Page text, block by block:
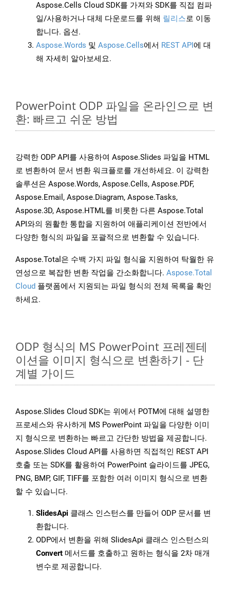
Aspose.Cells Cloud SDK를 가져와 SDK를 직접 컴파
일/사용하거나 대체 다운로드를 위해 릴리스로 이동
합니다. 옵션.
Aspose.Words 및 Aspose.Cells에서 REST API에 대
해 자세히 알아보세요.
PowerPoint ODP 파일을 온라인으로 변
환: 빠르고 쉬운 방법
강력한 ODP API를 사용하여 Aspose.Slides 파일을 HTML
로 변환하여 문서 변환 워크플로를 개선하세요. 이 강력한
솔루션은 Aspose.Words, Aspose.Cells, Aspose.PDF,
Aspose.Email, Aspose.Diagram, Aspose.Tasks,
Aspose.3D, Aspose.HTML를 비롯한 다른 Aspose.Total
API와의 원활한 통합을 지원하여 애플리케이션 전반에서
다양한 형식의 파일을 포괄적으로 변환할 수 있습니다.
Aspose.Total은 수백 가지 파일 형식을 지원하여 탁월한 유
연성으로 복잡한 변환 작업을 간소화합니다. Aspose.Total
Cloud 플랫폼에서 지원되는 파일 형식의 전체 목록을 확인
하세요.
ODP 형식의 MS PowerPoint 프레젠테
이션을 이미지 형식으로 변환하기 - 단
계별 가이드
Aspose.Slides Cloud SDK는 위에서 POTM에 대해 설명한
프로세스와 유사하게 MS PowerPoint 파일을 다양한 이미
지 형식으로 변환하는 빠르고 간단한 방법을 제공합니다.
Aspose.Slides Cloud API를 사용하면 직접적인 REST API
호출 또는 SDK를 활용하여 PowerPoint 슬라이드를 JPEG,
PNG, BMP, GIF, TIFF를 포함한 여러 이미지 형식으로 변환
할 수 있습니다.
SlidesApi 클래스 인스턴스를 만들어 ODP 문서를 변
환합니다.
ODP에서 변환을 위해 SlidesApi 클래스 인스턴스의
Convert 메서드를 호출하고 원하는 형식을 2차 매개
변수로 제공합니다.